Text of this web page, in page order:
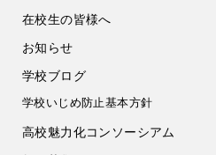
在校生の皆様へ
お知らせ
学校ブログ
学校いじめ防止基本方針
高校魅力化コンソーシアム